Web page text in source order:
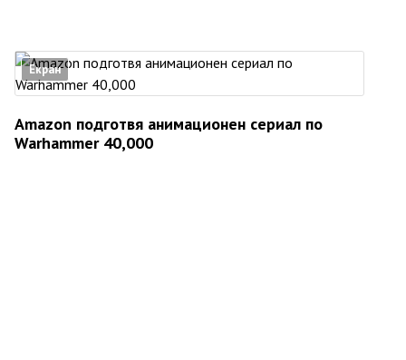
Екран
Amazon подготвя анимационен сериал по
Warhammer 40,000